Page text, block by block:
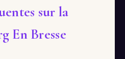
sur la
En Bresse